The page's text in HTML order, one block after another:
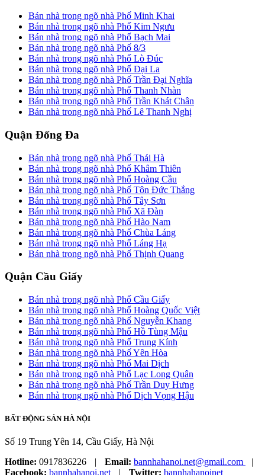
Bán nhà trong ngõ nhà Phố Minh Khai
Bán nhà trong ngõ nhà Phố Kim Ngưu
Bán nhà trong ngõ nhà Phố Bạch Mai
Bán nhà trong ngõ nhà Phố 8/3
Bán nhà trong ngõ nhà Phố Lò Đúc
Bán nhà trong ngõ nhà Phố Đại La
Bán nhà trong ngõ nhà Phố Trần Đại Nghĩa
Bán nhà trong ngõ nhà Phố Thanh Nhàn
Bán nhà trong ngõ nhà Phố Trần Khát Chân
Bán nhà trong ngõ nhà Phố Lê Thanh Nghị
Quận Đống Đa
Bán nhà trong ngõ nhà Phố Thái Hà
Bán nhà trong ngõ nhà Phố Khâm Thiên
Bán nhà trong ngõ nhà Phố Hoàng Cầu
Bán nhà trong ngõ nhà Phố Tôn Đức Thắng
Bán nhà trong ngõ nhà Phố Tây Sơn
Bán nhà trong ngõ nhà Phố Xã Đàn
Bán nhà trong ngõ nhà Phố Hào Nam
Bán nhà trong ngõ nhà Phố Chùa Láng
Bán nhà trong ngõ nhà Phố Láng Hạ
Bán nhà trong ngõ nhà Phố Thịnh Quang
Quận Cầu Giấy
Bán nhà trong ngõ nhà Phố Cầu Giấy
Bán nhà trong ngõ nhà Phố Hoàng Quốc Việt
Bán nhà trong ngõ nhà Phố Nguyễn Khang
Bán nhà trong ngõ nhà Phố Hồ Tùng Mậu
Bán nhà trong ngõ nhà Phố Trung Kính
Bán nhà trong ngõ nhà Phố Yên Hòa
Bán nhà trong ngõ nhà Phố Mai Dịch
Bán nhà trong ngõ nhà Phố Lạc Long Quân
Bán nhà trong ngõ nhà Phố Trần Duy Hưng
Bán nhà trong ngõ nhà Phố Dịch Vọng Hậu
BẤT ĐỘNG SẢN HÀ NỘI
Số 19 Trung Yên 14, Cầu Giấy, Hà Nội
Hotline: 0917836226 Email: bannhahanoi.net@gmail.com
Facebook: bannhahanoi.net Twitter: bannhahanoinet